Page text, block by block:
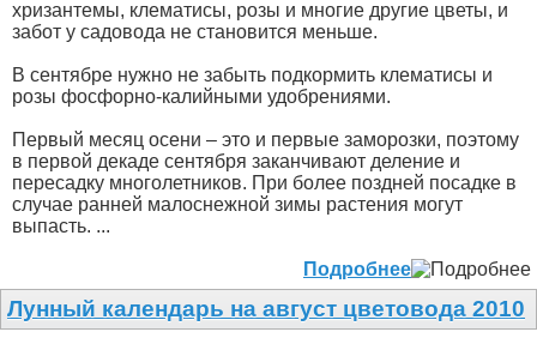
хризантемы, клематисы, розы и многие другие цветы, и
забот у садовода не становится меньше.
В сентябре нужно не забыть подкормить клематисы и
розы фосфорно-калийными удобрениями.
Первый месяц осени – это и первые заморозки, поэтому
в первой декаде сентября заканчивают деление и
пересадку многолетников. При более поздней посадке в
случае ранней малоснежной зимы растения могут
выпасть. ...
Подробнее
Лунный календарь на август цветовода 2010